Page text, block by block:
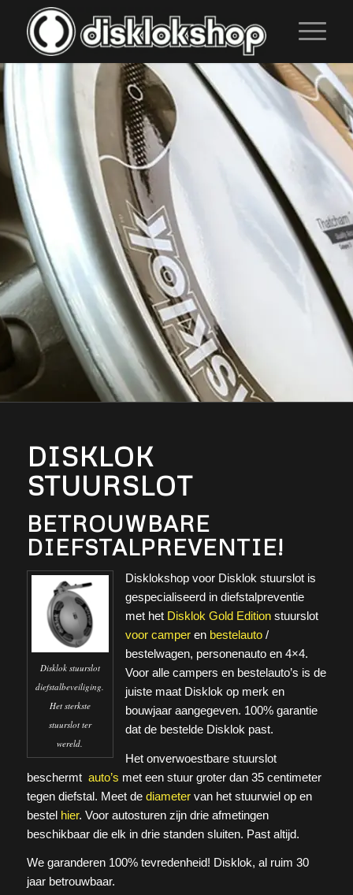
DISKLOK
STUURSLOT
BETROUWBARE
DIEFSTALPREVENTIE!
Disklok stuurslot
diefstalbeveiliging.
Het sterkste
stuurslot ter
wereld.
Disklokshop voor Disklok stuurslot is
gespecialiseerd in diefstalpreventie
met het Disklok Gold Editionstuurslot
voor camperen bestelauto/
bestelwagen, personenauto en 4×4.
Voor alle campers en bestelauto’s is de
juiste maat Disklok op merk en
bouwjaar aangegeven. 100% garantie
dat de bestelde Disklok past.
Het onverwoestbare stuurslot
beschermt auto’s met een stuur groter dan 35 centimeter
tegen diefstal. Meet de diametervan het stuurwiel op en
bestel hier. Voor autosturen zijn drie afmetingen
beschikbaar die elk in drie standen sluiten. Past altijd.
We garanderen 100% tevredenheid! Disklok, al ruim 30
jaar betrouwbaar.